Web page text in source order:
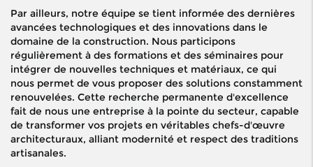
Par ailleurs, notre équipe se tient informée des dernières
avancées technologiques et des innovations dans le
domaine de la construction. Nous participons
régulièrement à des formations et des séminaires pour
intégrer de nouvelles techniques et matériaux, ce qui
nous permet de vous proposer des solutions constamment
renouvelées. Cette recherche permanente d'excellence
fait de nous une entreprise à la pointe du secteur, capable
de transformer vos projets en véritables chefs-d'œuvre
architecturaux, alliant modernité et respect des traditions
artisanales.